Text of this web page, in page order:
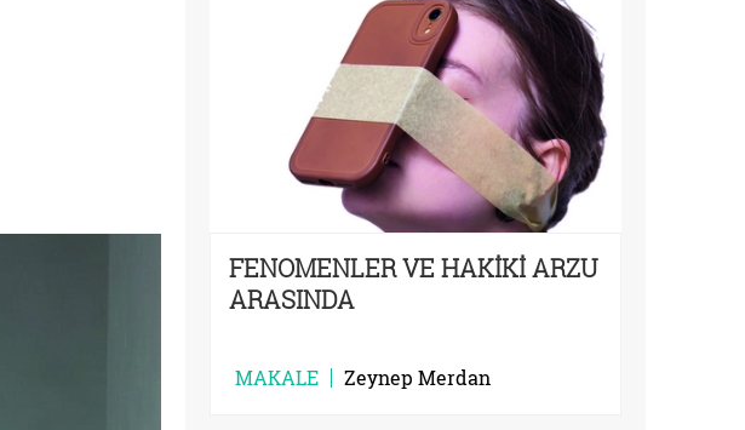
FENOMENLER VE HAKİKİ ARZU
ARASINDA
MAKALE Zeynep Merdan